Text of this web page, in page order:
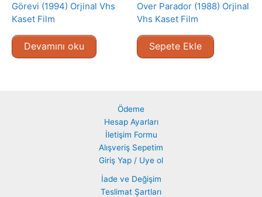
Görevi (1994) Orjinal Vhs
Kaset Film
Devamını oku
Over Parador (1988) Orjinal
Vhs Kaset Film
Sepete Ekle
Ödeme
Hesap Ayarları
İletişim Formu
Alışveriş Sepetim
Giriş Yap / Uye ol
İade ve Değişim
Teslimat Şartları